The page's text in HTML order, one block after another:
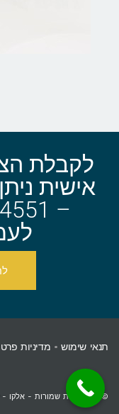
לקבלת
אישית
תנאי שימוש • מדיניות
© כל הזכויות שמורות - אלקו -